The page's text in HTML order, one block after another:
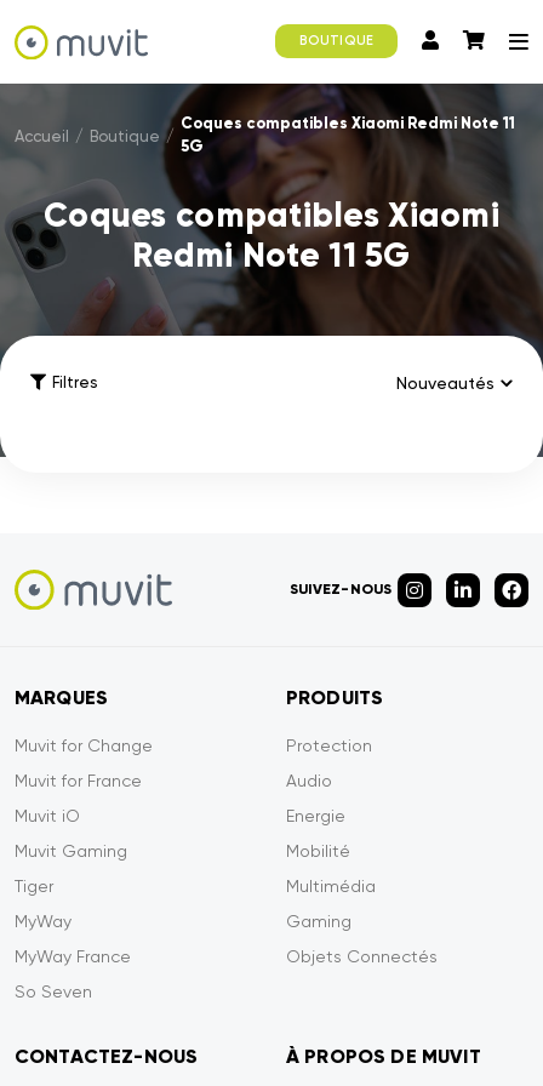
BOUTIQUE
Accueil / Boutique /
Coques compatibles Xiaomi Redmi Note 11
5G
Coques compatibles Xiaomi
Redmi Note 11 5G
Filtres
SUIVEZ-NOUS
MARQUES
Muvit for Change
Muvit for France
Muvit iO
Muvit Gaming
Tiger
MyWay
MyWay France
So Seven
PRODUITS
Protection
Audio
Energie
Mobilité
Multimédia
Gaming
Objets Connectés
CONTACTEZ-NOUS À PROPOS DE MUVIT